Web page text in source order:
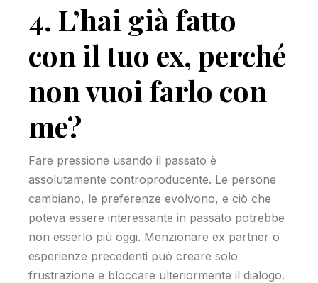
4. L’hai già fatto
con il tuo ex, perché
non vuoi farlo con
me?
Fare pressione usando il passato è
assolutamente controproducente. Le persone
cambiano, le preferenze evolvono, e ciò che
poteva essere interessante in passato potrebbe
non esserlo più oggi. Menzionare ex partner o
esperienze precedenti può creare solo
frustrazione e bloccare ulteriormente il dialogo.